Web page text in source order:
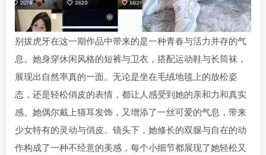
别拔虎牙在这一期作品中带来的是一种青春与活力并存的气
息。她身穿休闲风格的短裤与卫衣，搭配运动鞋与长筒袜，
展现出自然率真的一面。无论是坐在毛绒地毯上的放松姿
态，还是轻松俏皮的表情，都让人感受到她的亲和力和真实
感。她偶尔戴上猫耳发饰，又增添了一丝可爱的气息，带来
少女特有的灵动与俏皮。镜头下，她修长的双腿与自在的动
作构成了一种不经意的美感，每个小细节都展现了她轻松又